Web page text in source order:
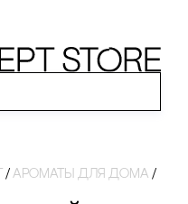
/ ароматы для дома /